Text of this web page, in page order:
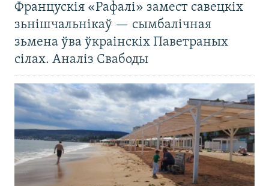
Францускія «Рафалі» замест савецкіх
зьнішчальнікаў — сымбалічная
зьмена ўва ўкраінскіх Паветраных
сілах. Аналіз Свабоды